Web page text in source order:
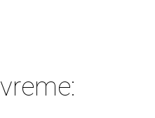
vreme: